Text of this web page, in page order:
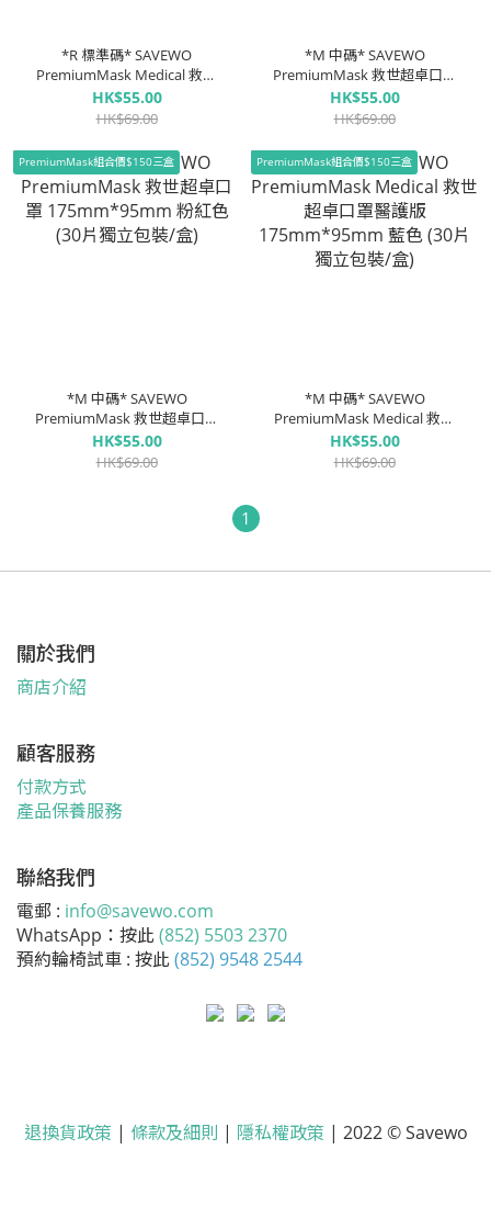
*R 標準碼* SAVEWO
PremiumMask Medical 救世
超卓口罩醫護版
160mm*95mm 藍色 (30片獨
HK$55.00
HK$69.00
*M 中碼* SAVEWO
PremiumMask 救世超卓口罩
175mm*95mm 純白色 (30片
獨立包裝/盒)
HK$55.00
HK$69.00
PremiumMask組合價$150三盒
*M 中碼* SAVEWO
PremiumMask 救世超卓口罩
175mm*95mm 粉紅色 (30片
獨立包裝/盒)
HK$55.00
HK$69.00
PremiumMask組合價$150三盒
*M 中碼* SAVEWO
PremiumMask Medical 救世
超卓口罩醫護版
175mm*95mm 藍色 (30片獨
HK$55.00
HK$69.00
1
關於我們
商店介紹
顧客服務
付款方式
產品保養服務
聯絡我們
電郵 : info@savewo.com
WhatsApp：按此 (852) 5503 2370
預約輪椅試車 : 按此 (852) 9548 2544
退換貨政策 | 條款及細則 | 隱私權政策 | 2022 © Savewo